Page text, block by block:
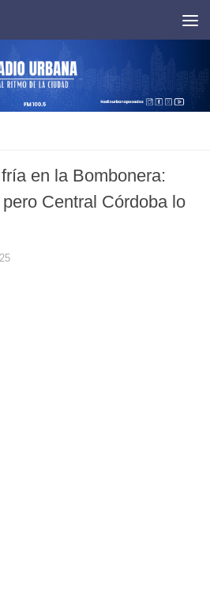
en la Bombonera:
Central Córdoba lo